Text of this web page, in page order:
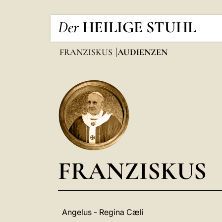
Der HEILIGE STUHL
FRANZISKUS AUDIENZEN
FRANZISKUS
Angelus - Regina Cæli